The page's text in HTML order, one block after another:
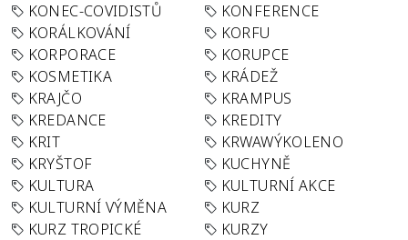
KONEC-COVIDISTŮ
KONFERENCE
KORÁLKOVÁNÍ
KORFU
KORPORACE
KORUPCE
KOSMETIKA
KRÁDEŽ
KRAJČO
KRAMPUS
KREDANCE
KREDITY
KRIT
KRWAWÝKOLENO
KRYŠTOF
KUCHYNĚ
KULTURA
KULTURNÍ AKCE
KULTURNÍ VÝMĚNA
KURZ
KURZ TROPICKÉ
KURZY